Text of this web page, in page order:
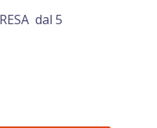
dal 5